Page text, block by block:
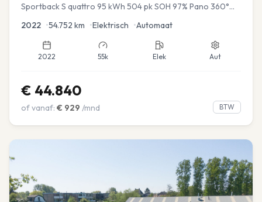
Sportback S quattro 95 kWh 504 pk SOH 97% Pano 360°
2022 •54.752 km •Elektrisch •Automaat
2022 55k Elek Aut
€ 44.840
of vanaf: € 929 /mnd BTW